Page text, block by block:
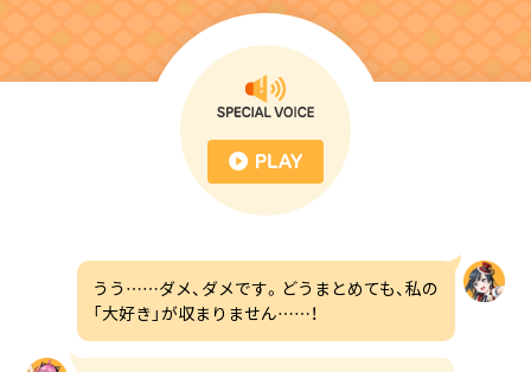
うう……ダメ、ダメです。どうまとめても、私の
「大好き」が収まりません……！